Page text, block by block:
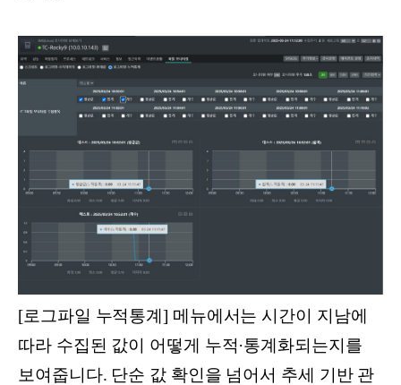
[로그파일 누적통계] 메뉴에서는 시간이 지남에
따라 수집된 값이 어떻게 누적·통계화되는지를
보여줍니다. 단순 값 확인을 넘어서 추세 기반 관